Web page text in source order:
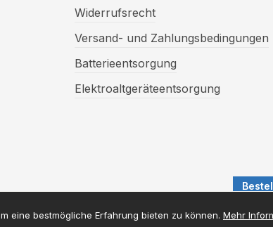
Widerrufsrecht
Versand- und Zahlungsbedingungen
Batterieentsorgung
Elektroaltgeräteentsorgung
* Alle Preise inkl. gesetzl. Mehrwertsteuer zzgl.
eine bestmögliche Erfahrung bieten zu können. Mehr